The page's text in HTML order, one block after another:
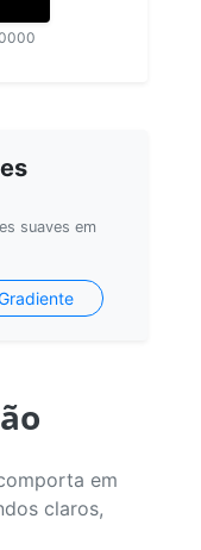
suaves em
em
claros,